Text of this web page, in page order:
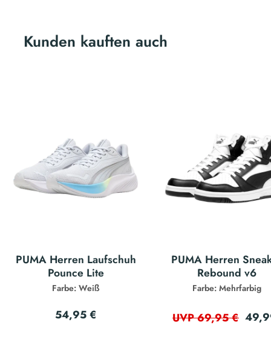
Kunden kauften auch
PUMA Herren Laufschuh
Pounce Lite
Farbe: Weiß
54,95 €
PUMA Herren
Rebound v6
Farbe: Mehrfarbig
UVP 69,95 €